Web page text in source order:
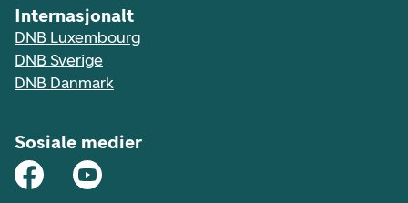
Internasjonalt
DNB Luxembourg
DNB Sverige
DNB Danmark
Sosiale medier